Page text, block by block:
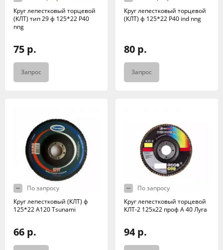
Круг лепестковый торцевой
(КЛТ) тип 29 ф 125*22 Р40
nng
75 р.
Запрос
Круг лепестковый торцевой
(КЛТ) ф 125*22 Р40 ind nng
80 р.
Запрос
По запросу
Круг лепестковый (КЛТ) ф
125*22 А120 Tsunami
66 р.
По запросу
Круг лепестковый торцевой
КЛТ-2 125х22 проф А 40 Луга
94 р.